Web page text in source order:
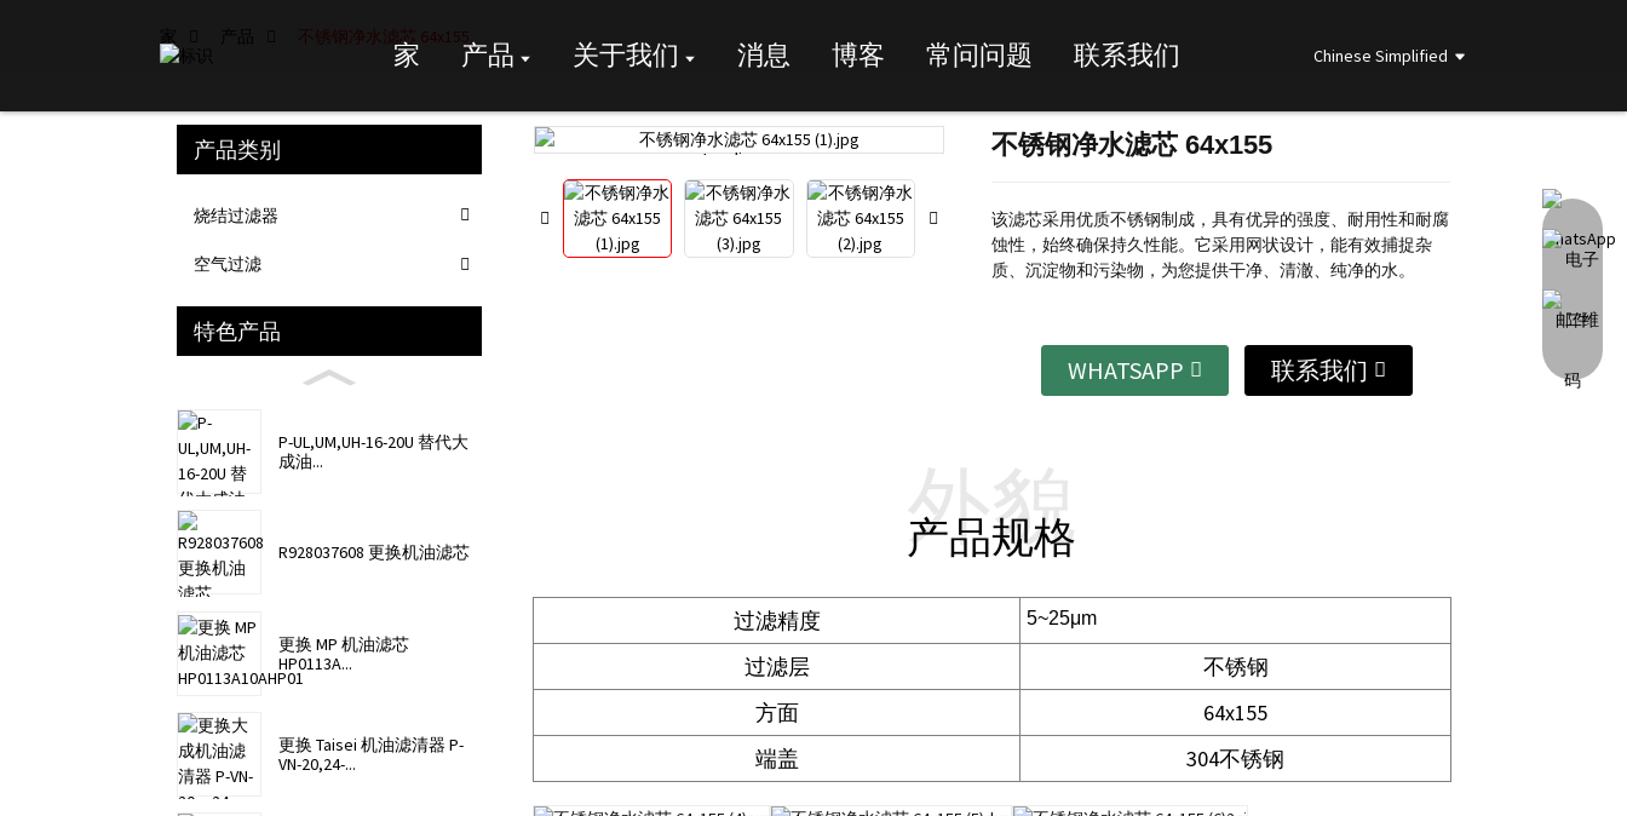
家 产品 关于我们 消息 博客 常问问题 联系我们 Chinese Simplified
家 产品 不锈钢净水滤芯 64x155
产品类别
烧结过滤器
空气过滤
特色产品
P-UL,UM,UH-16-20U 替代大
成油...
R928037608 更换机油滤芯
更换 MP 机油滤芯
HP0113A...
更换 Taisei 机油滤清器 P-
VN-20,24-...
Loading...
Loading... Loading...
Loading... Loading...
Loading...
不锈钢净水滤芯 64x155
该滤芯采用优质不锈钢制成，具有优异的强度、耐用性和耐腐
蚀性，始终确保持久性能。 它采用网状设计，能有效捕捉杂
质、沉淀物和污染物，为您提供干净、清澈、纯净的水。
WHATSAPP 联系我们
产品规格
外貌
过滤精度 5~25μm
过滤层
不锈钢
方面
64x155
端盖
304不锈钢